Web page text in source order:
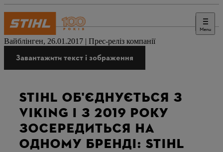
Menu
Преса
Вайблінген, 26.01.2017 | Прес-реліз компанії
Завантажити текст і зображення
STIHL ОБ'ЄДНУЄТЬСЯ З
VIKING І З 2019 РОКУ
ЗОСЕРЕДИТЬСЯ НА
ОДНОМУ БРЕНДІ: STIHL